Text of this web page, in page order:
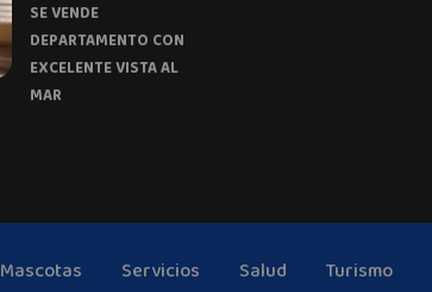
SE VENDE
DEPARTAMENTO CON
EXCELENTE VISTA AL
MAR
Mascotas Servicios Salud Turismo